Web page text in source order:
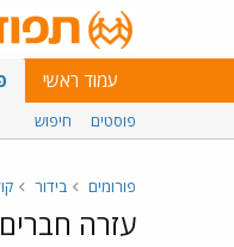
עמוד ראשי
פוסטים חיפוש
פורומים בידור
עזרה